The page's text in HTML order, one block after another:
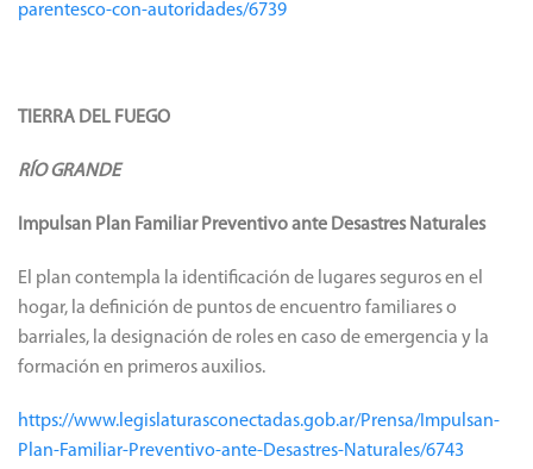
parentesco-con-autoridades/6739
TIERRA DEL FUEGO
RÍO GRANDE
Impulsan Plan Familiar Preventivo ante Desastres Naturales
El plan contempla la identificación de lugares seguros en el
hogar, la definición de puntos de encuentro familiares o
barriales, la designación de roles en caso de emergencia y la
formación en primeros auxilios.
https://www.legislaturasconectadas.gob.ar/Prensa/Impulsan-
Plan-Familiar-Preventivo-ante-Desastres-Naturales/6743